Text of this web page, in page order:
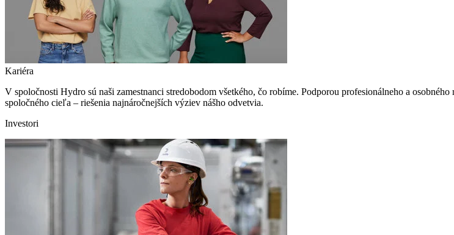
Kariéra
V spoločnosti Hydro sú naši zamestnanci stredobodom všetkého, čo robíme. Podporou profesionálneho a
spoločného cieľa – riešenia najnáročnejších výziev nášho odvetvia.
Investori